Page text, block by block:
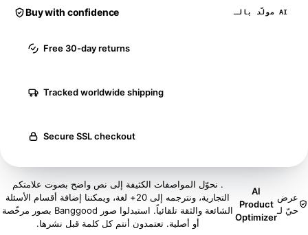
Buy with confidence مولّد بالـ AI
Free 30-day returns
Tracked worldwide shipping
Secure SSL checkout
عرض
حيّ لـ
AI
Product
Optimizer
. نحوّل المواصفات الكثيفة إلى نص واضح بصوت علامتكم
التجارية، ونترجمه إلى 20+ لغة، ويمكننا إضافة أقسام الأسئلة
الشائعة والثقة تلقائياً. استبدلوا صور Banggood بصور مرخّصة
أو أصلية. تعتمدون أنتم كل كلمة قبل نشرها.